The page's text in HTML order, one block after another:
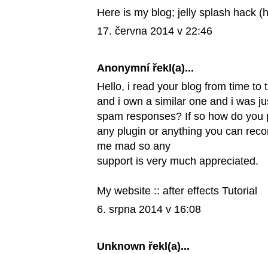
Here is my blog; jelly splash hack (
17. června 2014 v 22:46
Anonymní řekl(a)...
Hello, i read your blog from time to
and i own a similar one and i was
spam responses? If so how do you
any plugin or anything you can
me mad so any
support is very much appreciated.
My website :: after effects Tutorial
6. srpna 2014 v 16:08
Unknown řekl(a)...